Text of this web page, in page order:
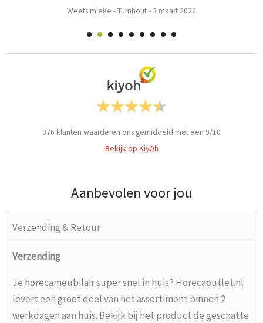
Weets mieke -Turnhout- 3 maart 2026
376 klanten waarderen ons gemiddeld met een 9/10
Bekijk op KiyOh
Aanbevolen voor jou
Verzending & Retour
Verzending
Je horecameubilair super snel in huis? Horecaoutlet.nl
levert een groot deel van het assortiment binnen 2
werkdagen aan huis. Bekijk bij het product de geschatte